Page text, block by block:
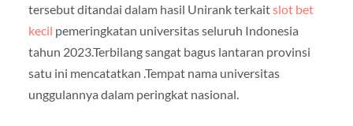
tersebut ditandai dalam hasil Unirank terkaitslot bet
kecil pemeringkatan universitas seluruh Indonesia
tahun 2023.Terbilang sangat bagus lantaran provinsi
satu ini mencatatkan .Tempat nama universitas
unggulannya dalam peringkat nasional.